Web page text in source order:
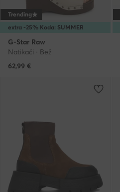
extra -25% Koda: SUMMER
Trending
G-Star Raw
Natikači · Bež
62,99 €